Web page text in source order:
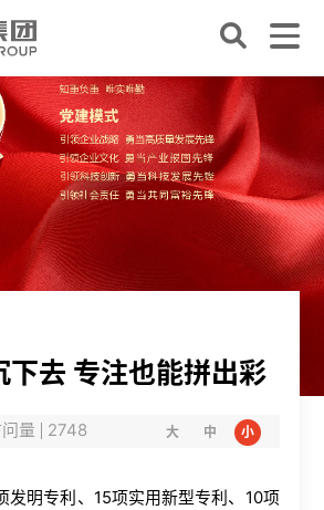
下去 专注也能拼出彩
量 2748 大 中 小
发明专利、15项实用新型专利、10项